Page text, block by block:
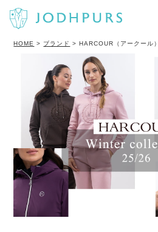
HOME ブランド HARCOUR（アークール）